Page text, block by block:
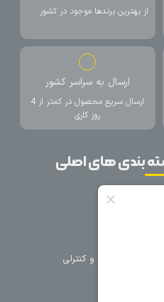
از بهترین برندها موجود در کشور
ارسال به سراسر کشور
ارسال سریع محصول در کمتر از 4
روز کاری
بندی های اصلی
تجهیزات حفاظتی و کنترلی